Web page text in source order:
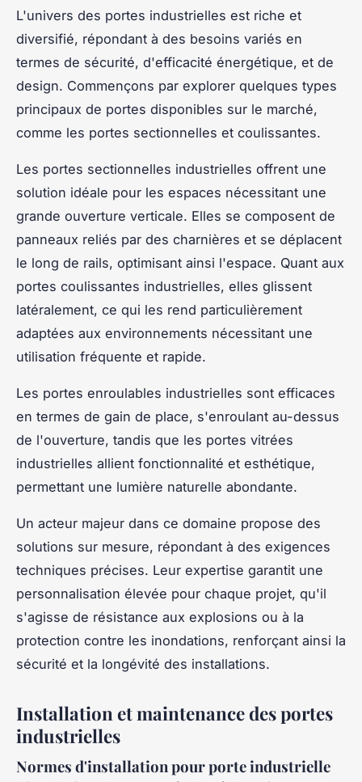
L'univers des portes industrielles est riche et
diversifié, répondant à des besoins variés en
termes de sécurité, d'efficacité énergétique, et de
design. Commençons par explorer quelques types
principaux de portes disponibles sur le marché,
comme les portes sectionnelles et coulissantes.
Les portes sectionnelles industrielles offrent une
solution idéale pour les espaces nécessitant une
grande ouverture verticale. Elles se composent de
panneaux reliés par des charnières et se déplacent
le long de rails, optimisant ainsi l'espace. Quant aux
portes coulissantes industrielles, elles glissent
latéralement, ce qui les rend particulièrement
adaptées aux environnements nécessitant une
utilisation fréquente et rapide.
Les portes enroulables industrielles sont efficaces
en termes de gain de place, s'enroulant au-dessus
de l'ouverture, tandis que les portes vitrées
industrielles allient fonctionnalité et esthétique,
permettant une lumière naturelle abondante.
Un acteur majeur dans ce domaine propose des
solutions sur mesure, répondant à des exigences
techniques précises. Leur expertise garantit une
personnalisation élevée pour chaque projet, qu'il
s'agisse de résistance aux explosions ou à la
protection contre les inondations, renforçant ainsi la
sécurité et la longévité des installations.
Installation et maintenance des portes
industrielles
Normes d'installation pour porte industrielle